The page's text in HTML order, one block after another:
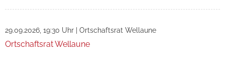
29.09.2026, 19:30 Uhr Ortschaftsrat Wellaune
Ortschaftsrat Wellaune